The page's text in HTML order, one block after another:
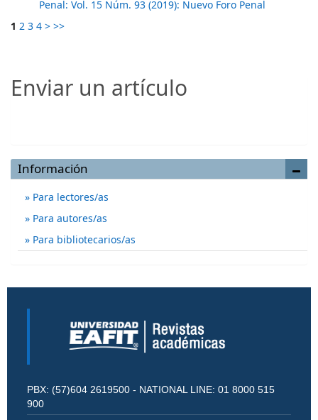
Penal: Vol. 15 Núm. 93 (2019): Nuevo Foro Penal
1 2 3 4 > >>
Enviar un artículo
Información
Para lectores/as
Para autores/as
Para bibliotecarios/as
PBX: (57)604 2619500 - NATIONAL LINE: 01 8000 515
900